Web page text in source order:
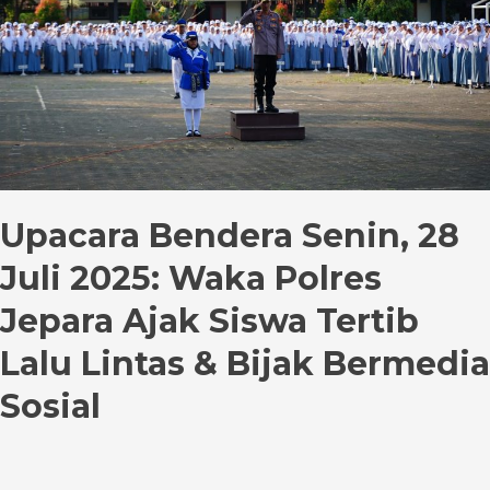
Upacara Bendera Senin, 28
Juli 2025: Waka Polres
Jepara Ajak Siswa Tertib
Lalu Lintas & Bijak Bermedia
Sosial
2025:
Waka
Polres
Jepara
Ajak
Siswa
Tertib
Lintas
Bijak
Bermedia
Sosial